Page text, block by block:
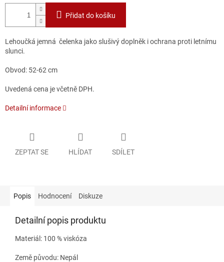
Přidat do košíku
Lehoučká jemná čelenka jako slušivý doplněk i ochrana proti letnímu
slunci.
Obvod: 52-62 cm
Uvedená cena je včetně DPH.
Detailní informace
ZEPTAT SE HLÍDAT SDÍLET
Popis Hodnocení Diskuze
Detailní popis produktu
Materiál: 100 % viskóza
Země původu: Nepál